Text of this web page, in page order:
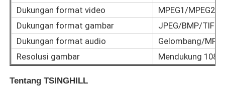
Dukungan format video
MPEG1/MPEG2/
Dukungan format gambar
JPEG/BMP/TIFF/
Dukungan format audio
Gelombang/
Resolusi gambar
Mendukung
Tentang TSINGHILL